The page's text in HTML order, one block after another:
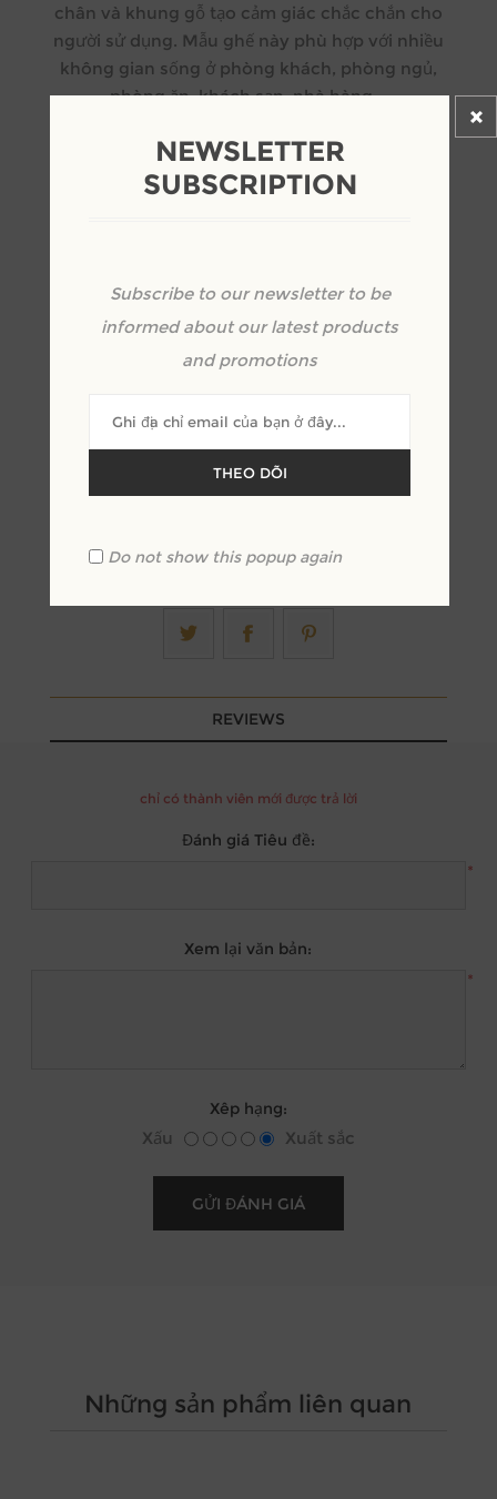
chân và khung gỗ tạo cảm giác chắc chắn cho
người sử dụng. Mẫu ghế này phù hợp với nhiều
không gian sống ở phòng khách, phòng ngủ,
phòng ăn, khách sạn, nhà hàng...
Kêu gọi định giá
+
REVIEWS
chỉ có thành viên mới được trả lời
Đánh giá Tiêu đề:
*
Xem lại văn bản:
*
Xêp hạng:
Xấu Xuất sắc
Những sản phẩm liên quan
NEWSLETTER
SUBSCRIPTION
Subscribe to our newsletter to be
informed about our latest products
and promotions
THEO DÕI
Do not show this popup again